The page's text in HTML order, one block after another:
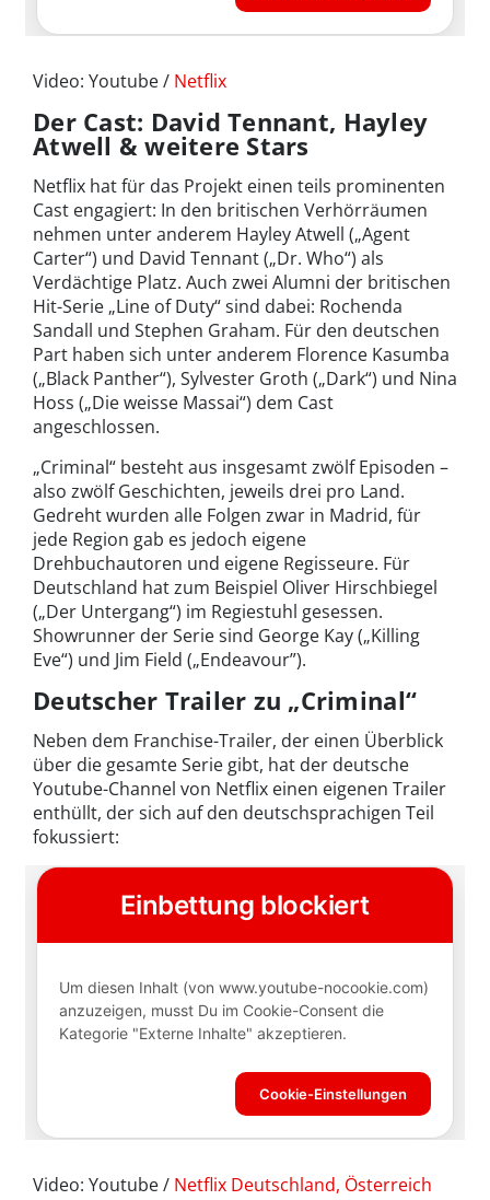
Video: Youtube / Netflix
Der Cast: David Tennant, Hayley
Atwell & weitere Stars
Netflix hat für das Projekt einen teils prominenten
Cast engagiert: In den britischen Verhörräumen
nehmen unter anderem Hayley Atwell („Agent
Carter“) und David Tennant („Dr. Who“) als
Verdächtige Platz. Auch zwei Alumni der britischen
Hit-Serie „Line of Duty“ sind dabei: Rochenda
Sandall und Stephen Graham. Für den deutschen
Part haben sich unter anderem Florence Kasumba
(„Black Panther“), Sylvester Groth („Dark“) und Nina
Hoss („Die weisse Massai“) dem Cast
angeschlossen.
„Criminal“ besteht aus insgesamt zwölf Episoden –
also zwölf Geschichten, jeweils drei pro Land.
Gedreht wurden alle Folgen zwar in Madrid, für
jede Region gab es jedoch eigene
Drehbuchautoren und eigene Regisseure. Für
Deutschland hat zum Beispiel Oliver Hirschbiegel
(„Der Untergang“) im Regiestuhl gesessen.
Showrunner der Serie sind George Kay („Killing
Eve“) und Jim Field („Endeavour”).
Deutscher Trailer zu „Criminal“
Neben dem Franchise-Trailer, der einen Überblick
über die gesamte Serie gibt, hat der deutsche
Youtube-Channel von Netflix einen eigenen Trailer
enthüllt, der sich auf den deutschsprachigen Teil
fokussiert:
Video: Youtube / Netflix Deutschland, Österreich